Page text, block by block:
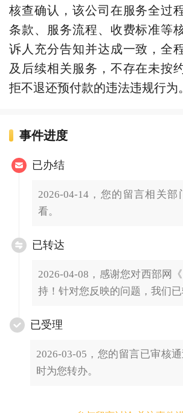
核查确认，该公司在服务全过
条款、服务流程、收费标准等
诉人充分告知并达成一致，全
及后续相关服务，不存在未按
拒不退还预付款的违法违规行为。
事件进度
已办结
2026-04-14，您的留言相关部
看。
已转达
2026-04-08，感谢您对西部网
持！针对您反映的问题，我们已
已受理
2026-03-05，您的留言已审核
时为您转办。